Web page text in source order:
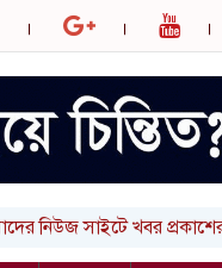
সাইটে খবর প্রকাশের